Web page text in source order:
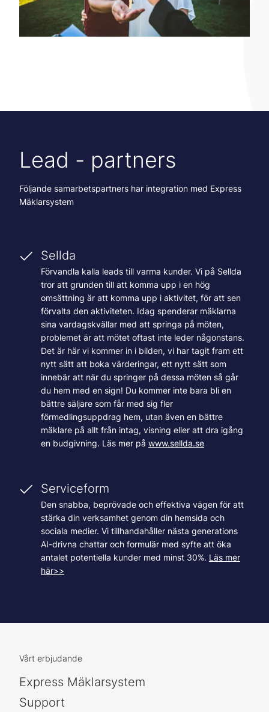
Lead - partners
Följande samarbetspartners har integration med Express
Mäklarsystem
Sellda
Förvandla kalla leads till varma kunder. Vi på Sellda
tror att grunden till att komma upp i en hög
omsättning är att komma upp i aktivitet, för att sen
förvalta den aktiviteten. Idag spenderar mäklarna
sina vardagskvällar med att springa på möten,
problemet är att mötet oftast inte leder någonstans.
Det är här vi kommer in i bilden, vi har tagit fram ett
nytt sätt att boka värderingar, ett nytt sätt som
innebär att när du springer på dessa möten så går
du hem med en sign! Du kommer inte bara bli en
bättre säljare som får med sig fler
förmedlingsuppdrag hem, utan även en bättre
mäklare på allt från intag, visning eller att dra igång
en budgivning. Läs mer på www.sellda.se
Serviceform
Den snabba, beprövade och effektiva vägen för att
stärka din verksamhet genom din hemsida och
sociala medier. Vi tillhandahåller nästa generations
AI-drivna chattar och formulär med syfte att öka
antalet potentiella kunder med minst 30%. Läs mer
här>>
Vårt erbjudande
Express Mäklarsystem
Support